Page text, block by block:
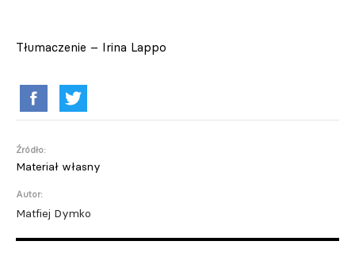
Tłumaczenie – Irina Lappo
Źródło:
Materiał własny
Autor:
Matfiej Dymko